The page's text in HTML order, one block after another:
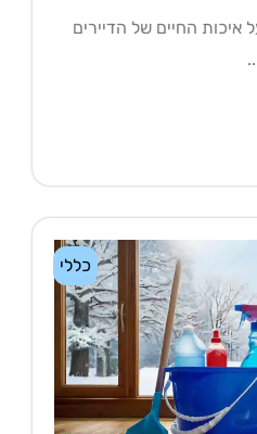
של הדיירים
כללי